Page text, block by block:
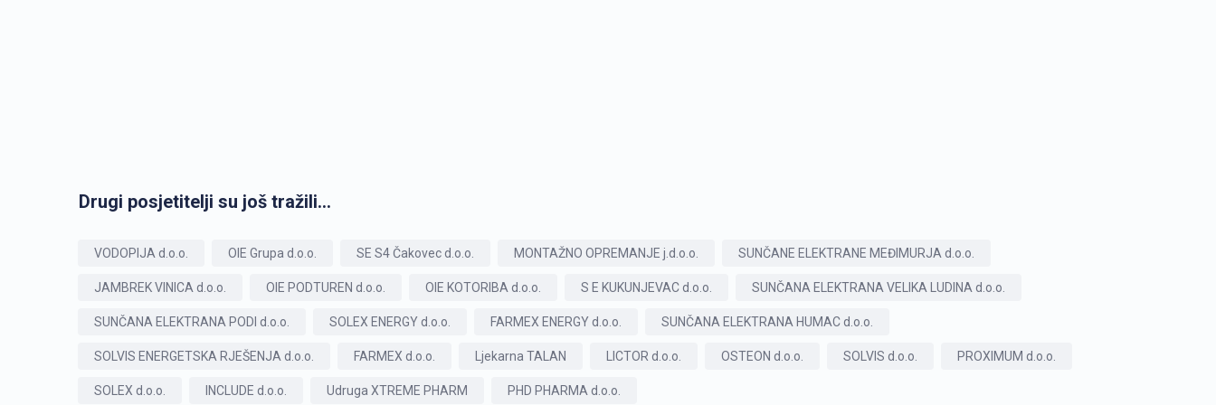
Drugi posjetitelji su još tražili...
VODOPIJA d.o.o. OIE Grupa d.o.o. SE S4 Čakovec d.o.o. MONTAŽNO OPREMANJE j.d.o.o. SUNČANE ELEKTRANE MEĐIMURJA d.o.o.
JAMBREK VINICA d.o.o. OIE PODTUREN d.o.o. OIE KOTORIBA d.o.o. S E KUKUNJEVAC d.o.o. SUNČANA ELEKTRANA VELIKA LUDINA d.o.o.
SUNČANA ELEKTRANA PODI d.o.o. SOLEX ENERGY d.o.o. FARMEX ENERGY d.o.o. SUNČANA ELEKTRANA HUMAC d.o.o.
SOLVIS ENERGETSKA RJEŠENJA d.o.o. FARMEX d.o.o. Ljekarna TALAN LICTOR d.o.o. OSTEON d.o.o. SOLVIS d.o.o. PROXIMUM d.o.o.
SOLEX d.o.o. INCLUDE d.o.o. Udruga XTREME PHARM PHD PHARMA d.o.o.